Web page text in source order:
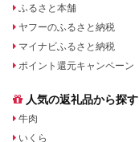
ふるさと本舗
ヤフーのふるさと納税
マイナビふるさと納税
ポイント還元キャンペーン
人気の返礼品から探す
牛肉
いくら